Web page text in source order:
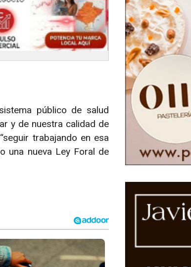
público de salud
y de nuestra calidad de
trabajando en esa
una nueva Ley Foral de